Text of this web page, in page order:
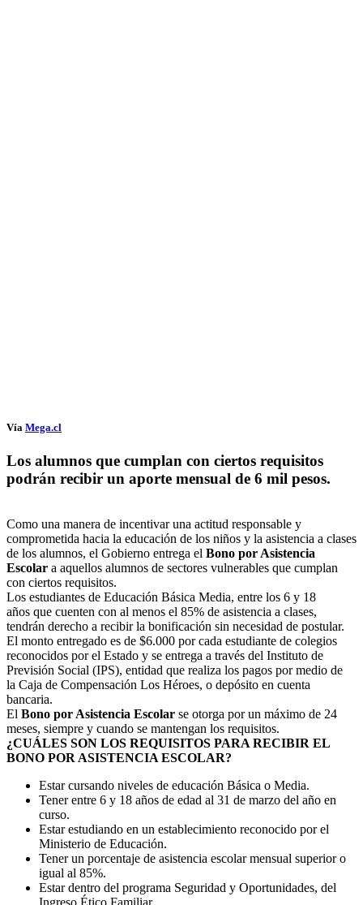
Vía Mega.cl
Los alumnos que cumplan con ciertos requisitos
podrán recibir un aporte mensual de 6 mil pesos.
Como una manera de incentivar una actitud responsable y
comprometida hacia la educación de los niños y la asistencia a clases
de los alumnos, el Gobierno entrega el Bono por Asistencia
Escolar a aquellos alumnos de sectores vulnerables que cumplan
con ciertos requisitos.
Los estudiantes de Educación Básica Media, entre los 6 y 18
años que cuenten con al menos el 85% de asistencia a clases,
tendrán derecho a recibir la bonificación sin necesidad de postular.
El monto entregado es de $6.000 por cada estudiante de colegios
reconocidos por el Estado y se entrega a través del Instituto de
Previsión Social (IPS), entidad que realiza los pagos por medio de
la Caja de Compensación Los Héroes, o depósito en cuenta
bancaria.
El Bono por Asistencia Escolar se otorga por un máximo de 24
meses, siempre y cuando se mantengan los requisitos.
¿CUÁLES SON LOS REQUISITOS PARA RECIBIR EL
BONO POR ASISTENCIA ESCOLAR?
Estar cursando niveles de educación Básica o Media.
Tener entre 6 y 18 años de edad al 31 de marzo del año en
curso.
Estar estudiando en un establecimiento reconocido por el
Ministerio de Educación.
Tener un porcentaje de asistencia escolar mensual superior o
igual al 85%.
Estar dentro del programa Seguridad y Oportunidades, del